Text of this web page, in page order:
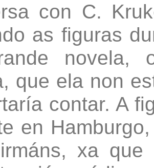
con C.
as figuras
novela,
que ela non
contar. A
en
xa que